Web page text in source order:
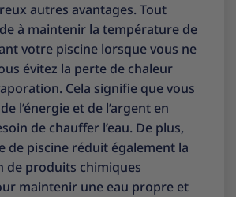
autres avantages. Tout
à maintenir la température de
votre piscine lorsque vous ne
évitez la perte de chaleur
Cela signifie que vous
l’énergie et de l’argent en
de chauffer l’eau. De plus,
de piscine réduit également la
de produits chimiques
maintenir une eau propre et